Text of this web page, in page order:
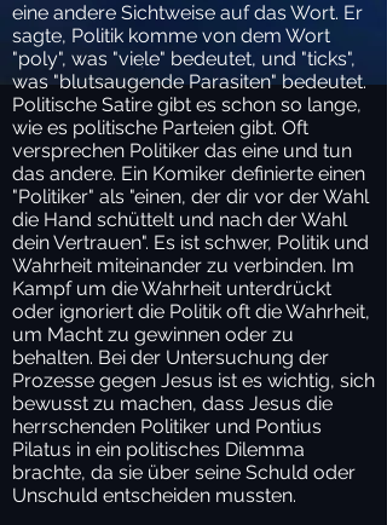
eine andere Sichtweise auf das Wort. Er
sagte, Politik komme von dem Wort
"poly", was "viele" bedeutet, und "ticks",
was "blutsaugende Parasiten" bedeutet.
Politische Satire gibt es schon so lange,
wie es politische Parteien gibt. Oft
versprechen Politiker das eine und tun
das andere. Ein Komiker definierte einen
"Politiker" als "einen, der dir vor der Wahl
die Hand schüttelt und nach der Wahl
dein Vertrauen". Es ist schwer, Politik und
Wahrheit miteinander zu verbinden. Im
Kampf um die Wahrheit unterdrückt
oder ignoriert die Politik oft die Wahrheit,
um Macht zu gewinnen oder zu
behalten. Bei der Untersuchung der
Prozesse gegen Jesus ist es wichtig, sich
bewusst zu machen, dass Jesus die
herrschenden Politiker und Pontius
Pilatus in ein politisches Dilemma
brachte, da sie über seine Schuld oder
Unschuld entscheiden mussten.